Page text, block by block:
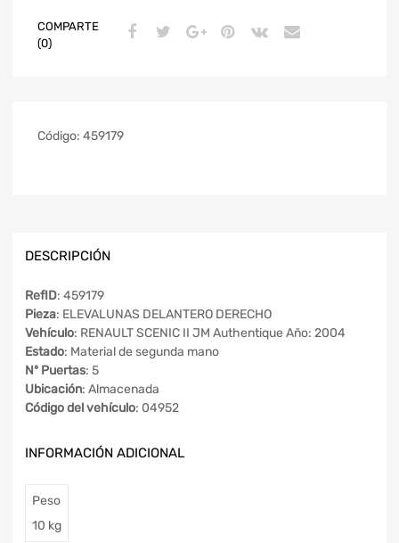
COMPARTE
(0)
Código: 459179
DESCRIPCIÓN
RefID: 459179
Pieza: ELEVALUNAS DELANTERO DERECHO
Vehículo: RENAULT SCENIC II JM Authentique Año: 2004
Estado: Material de segunda mano
Nº Puertas: 5
Ubicación: Almacenada
Código del vehículo: 04952
INFORMACIÓN ADICIONAL
Peso
10 kg